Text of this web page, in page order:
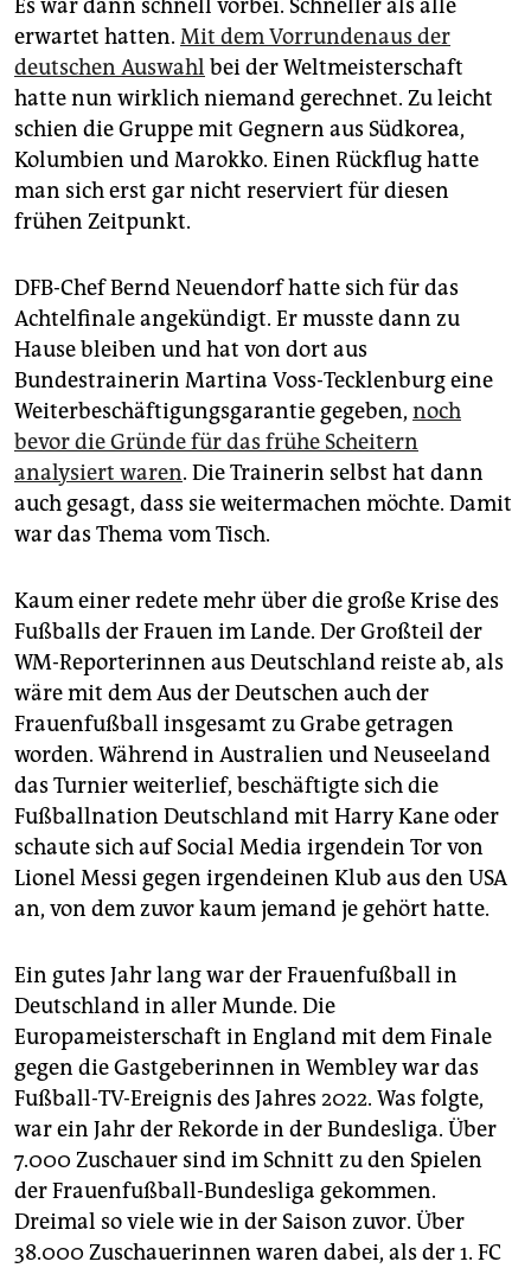
unterstützen
abo
genossenschaft
epaper login
Es war dann schnell vorbei. Schneller als alle
erwartet hatten. Mit dem Vorrundenaus der
deutschen Auswahl bei der Weltmeisterschaft
hatte nun wirklich niemand gerechnet. Zu leicht
schien die Gruppe mit Gegnern aus Südkorea,
Kolumbien und Marokko. Einen Rückflug hatte
man sich erst gar nicht reserviert für diesen
frühen Zeitpunkt.
DFB-Chef Bernd Neuendorf hatte sich für das
Achtelfinale angekündigt. Er musste dann zu
Hause bleiben und hat von dort aus
Bundestrainerin Martina Voss-Tecklenburg eine
Weiterbeschäftigungsgarantie gegeben, noch
bevor die Gründe für das frühe Scheitern
analysiert waren. Die Trainerin selbst hat dann
auch gesagt, dass sie weitermachen möchte. Damit
war das Thema vom Tisch.
Kaum einer redete mehr über die große Krise des
Fußballs der Frauen im Lande. Der Großteil der
WM-Reporterinnen aus Deutschland reiste ab, als
wäre mit dem Aus der Deutschen auch der
Frauenfußball insgesamt zu Grabe getragen
worden. Während in Australien und Neuseeland
das Turnier weiterlief, beschäftigte sich die
Fußballnation Deutschland mit Harry Kane oder
schaute sich auf Social Media irgendein Tor von
Lionel Messi gegen irgendeinen Klub aus den USA
an, von dem zuvor kaum jemand je gehört hatte.
Ein gutes Jahr lang war der Frauenfußball in
Deutschland in aller Munde. Die
Europameisterschaft in England mit dem Finale
gegen die Gastgeberinnen in Wembley war das
Fußball-TV-Ereignis des Jahres 2022. Was folgte,
war ein Jahr der Rekorde in der Bundesliga. Über
7.000 Zuschauer sind im Schnitt zu den Spielen
der Frauenfußball-Bundesliga gekommen.
Dreimal so viele wie in der Saison zuvor. Über
38.000 Zuschauerinnen waren dabei, als der 1. FC